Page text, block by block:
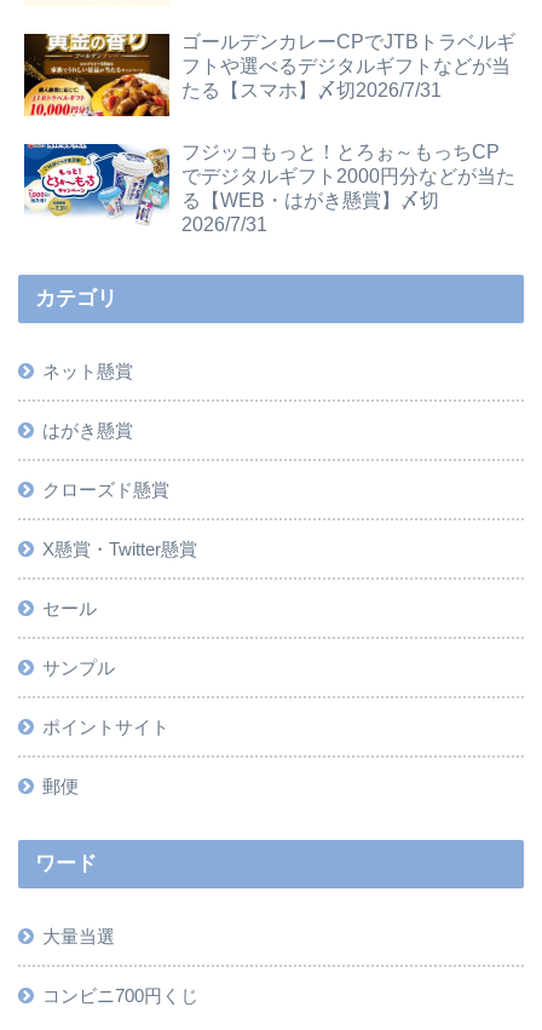
ゴールデンカレーCPでJTBトラベルギ
フトや選べるデジタルギフトなどが当
たる【スマホ】〆切2026/7/31
フジッコもっと！とろぉ～もっちCP
でデジタルギフト2000円分などが当た
る【WEB・はがき懸賞】〆切
2026/7/31
カテゴリ
ネット懸賞
はがき懸賞
クローズド懸賞
X懸賞・Twitter懸賞
セール
サンプル
ポイントサイト
郵便
ワード
大量当選
コンビニ700円くじ